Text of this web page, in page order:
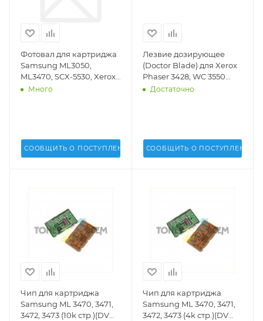
Фотовал для картриджа
Samsung ML3050,
ML3470, SCX-5530, Xerox
Phaser 3425, WC 3550
Много
СООБЩИТЬ О ПОСТУПЛЕНИИ
Лезвие дозирующее
(Doctor Blade) для Xerox
Phaser 3428, WC 3550
Samsung ML 1635, 3050,
Достаточно
СООБЩИТЬ О ПОСТУПЛЕНИИ
Чип для картриджа
Samsung ML 3470, 3471,
3472, 3473 (10k стр.)(DV
Чип для картриджа
Samsung ML 3470, 3471,
3472, 3473 (4k стр.)(DV